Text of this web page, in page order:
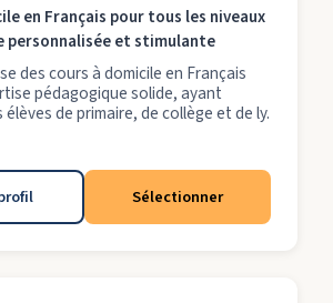
en Français pour tous les niveaux
personnalisée et stimulante
des cours à domicile en Français
pédagogique solide, ayant
de primaire, de collège et de ly.
Sélectionner